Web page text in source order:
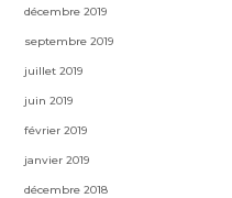
décembre 2019
septembre 2019
juillet 2019
juin 2019
février 2019
janvier 2019
décembre 2018